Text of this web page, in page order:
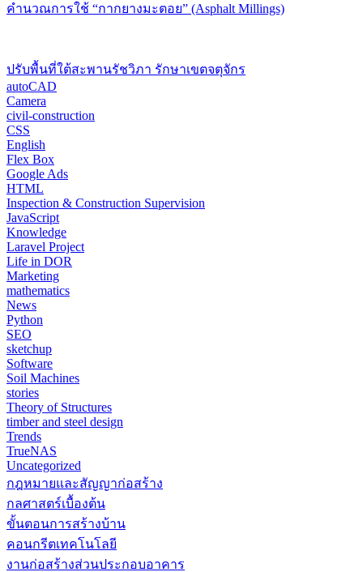
คำนวณการใช้ “กากยางมะตอย” (Asphalt Millings)
ปรับพื้นที่ใต้สะพานรัชวิภา รักษาเขตจตุจักร
autoCAD
Camera
civil-construction
CSS
English
Flex Box
Google Ads
HTML
Inspection & Construction Supervision
JavaScript
Knowledge
Laravel Project
Life in DOR
Marketing
mathematics
News
Python
SEO
sketchup
Software
Soil Machines
stories
Theory of Structures
timber and steel design
Trends
TrueNAS
Uncategorized
กฎหมายและสัญญาก่อสร้าง
กลศาสตร์เบื้องต้น
ขั้นตอนการสร้างบ้าน
คอนกรีตเทคโนโลยี
งานก่อสร้างส่วนประกอบอาคาร